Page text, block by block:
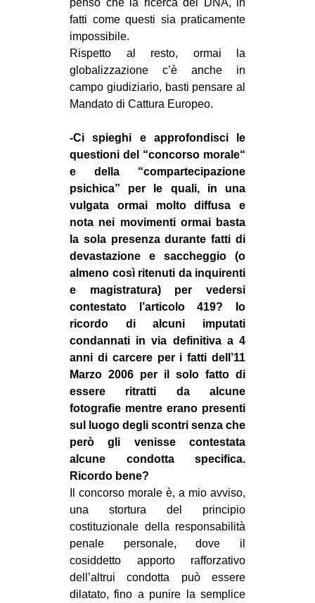
penso che la ricerca del DNA, in
fatti come questi sia praticamente
impossibile.
Rispetto al resto, ormai la
globalizzazione c’è anche in
campo giudiziario, basti pensare al
Mandato di Cattura Europeo.
-Ci spieghi e approfondisci le
questioni del “concorso morale“
e della “compartecipazione
psichica” per le quali, in una
vulgata ormai molto diffusa e
nota nei movimenti ormai basta
la sola presenza durante fatti di
devastazione e saccheggio (o
almeno così ritenuti da inquirenti
e magistratura) per vedersi
contestato l’articolo 419? Io
ricordo di alcuni imputati
condannati in via definitiva a 4
anni di carcere per i fatti dell’11
Marzo 2006 per il solo fatto di
essere ritratti da alcune
fotografie mentre erano presenti
sul luogo degli scontri senza che
però gli venisse contestata
alcune condotta specifica.
Ricordo bene?
Il concorso morale è, a mio avviso,
una stortura del principio
costituzionale della responsabilità
penale personale, dove il
cosiddetto apporto rafforzativo
dell’altrui condotta può essere
dilatato, fino a punire la semplice